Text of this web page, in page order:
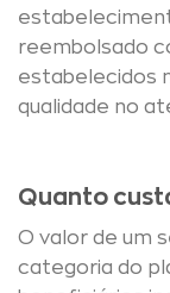
reembolsado
estabelecidos
qualidade no
Quanto
O valor de um
categoria do